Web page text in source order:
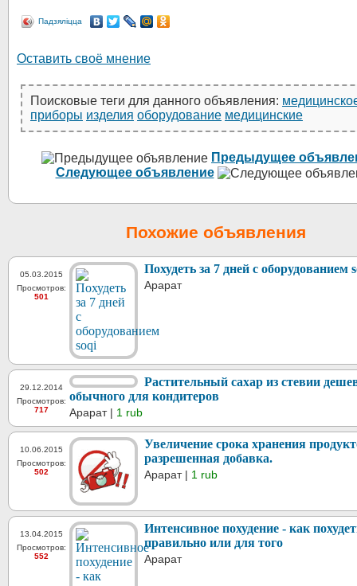
Падзяліцца
Оставить своё мнение
Поисковые теги для данного объявления:
приборы изделия оборудование медицинские
Предыдущее
Следующее объявление
Похожие объявления
05.03.2015
Просмотров:
501
Похудеть за 7 дней с оборудованием
Арарат
29.12.2014
Просмотров:
717
Растительный сахар из стевии
обычного для кондитеров
Арарат | 1 rub
10.06.2015
Просмотров:
502
Увеличение срока хранения
разрешенная добавка.
Арарат | 1 rub
13.04.2015
Просмотров:
552
Интенсивное похудение - как
правильно или для того
Арарат